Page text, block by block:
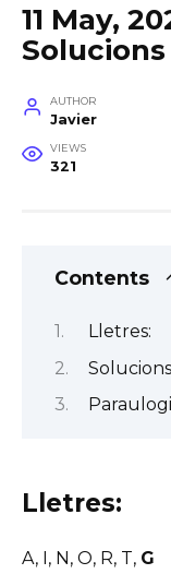
11 May,
AUTHOR
Javier
VIEWS
321
Contents
Lletres:
Lletres:
A, I, N, O, R, T, G